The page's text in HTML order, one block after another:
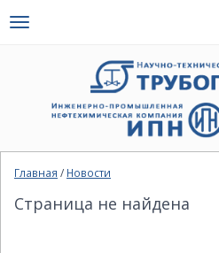
Toggle
Главная / Новости
Страница не найдена